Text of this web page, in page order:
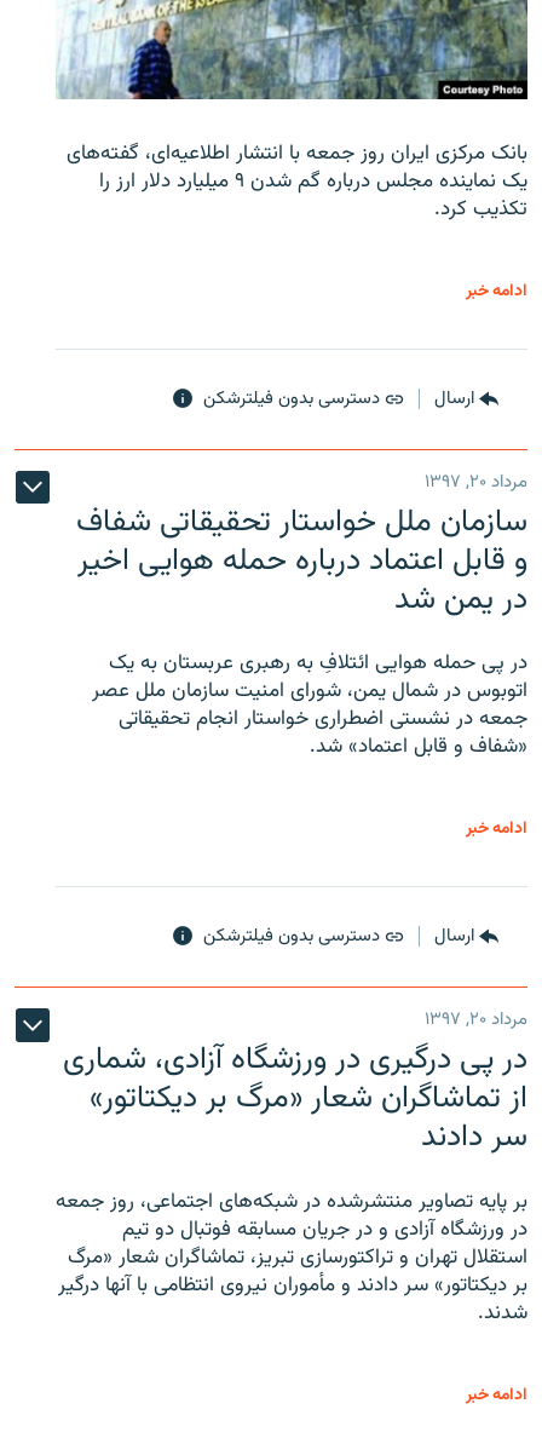
بانک مرکزی ایران روز جمعه با انتشار اطلاعیه‌ای، گفته‌های
یک نماینده مجلس درباره گم شدن ۹ میلیارد دلار ارز را
تکذیب کرد.
ادامه خبر
ارسال دسترسی بدون فیلترشکن
مرداد ۲۰, ۱۳۹۷
سازمان ملل خواستار تحقیقاتی شفاف
و قابل اعتماد درباره حمله هوایی اخیر
در یمن شد
در پی حمله هوایی ائتلافِ به رهبری عربستان به یک
اتوبوس در شمال یمن، شورای امنیت سازمان ملل عصر
جمعه در نشستی اضطراری خواستار انجام تحقیقاتی
«شفاف و قابل اعتماد» شد.
ادامه خبر
ارسال دسترسی بدون فیلترشکن
مرداد ۲۰, ۱۳۹۷
در پی درگیری در ورزشگاه آزادی، شماری
از تماشاگران شعار «مرگ بر دیکتاتور»
سر دادند
بر پایه تصاویر منتشرشده در شبکه‌های اجتماعی، روز جمعه
در ورزشگاه آزادی و در جریان مسابقه فوتبال دو تیم
استقلال تهران و تراکتورسازی تبریز، تماشاگران شعار «مرگ
بر دیکتاتور» سر دادند و مأموران نیروی انتظامی با آنها درگیر
شدند.
ادامه خبر